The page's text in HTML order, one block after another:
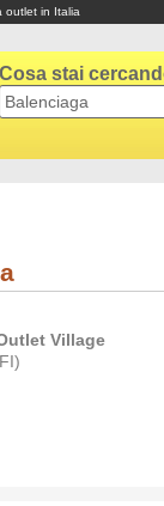
outlet in Italia
Cosa stai
Village